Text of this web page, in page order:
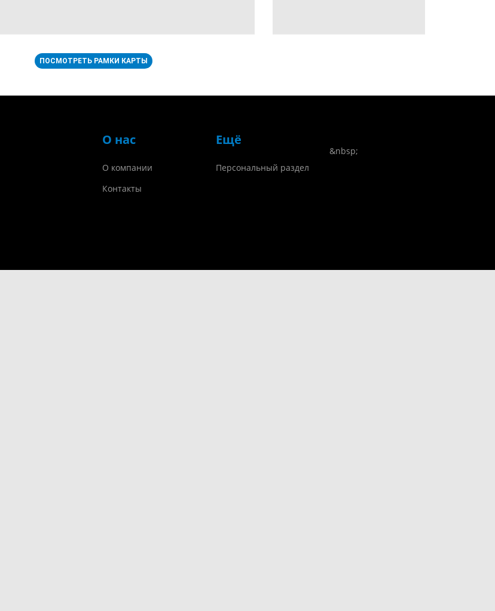
ПОСМОТРЕТЬ РАМКИ КАРТЫ
О нас
О компании
Контакты
Ещё
Персональный раздел
&nbsp;